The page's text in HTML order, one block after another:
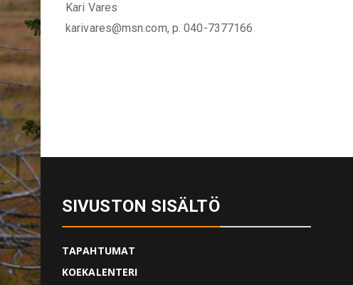
Kari Vares
karivares@msn.com, p. 040-7377166
SIVUSTON SISÄLTÖ
TAPAHTUMAT
KOEKALENTERI